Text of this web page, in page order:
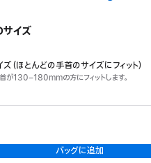
サイズ
ズ（ほとんどの手首のサイズにフィット）
が130–180mmの方にフィットします。
バッグに追加